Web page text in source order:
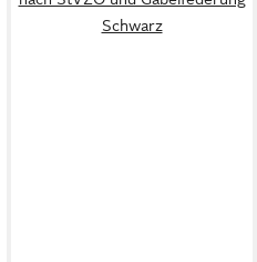
Schwarz